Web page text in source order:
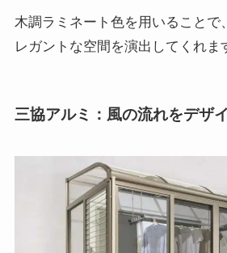
木調ラミネート色を用いることで
レガントな空間を演出してくれま
三協アルミ：風の流れをデザ